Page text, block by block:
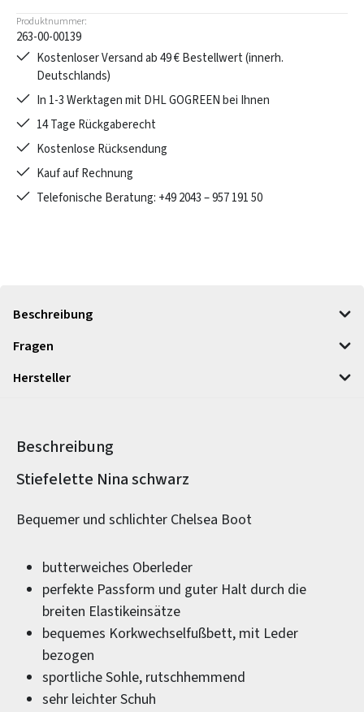
Produktnummer:
263-00-00139
Kostenloser Versand ab 49 € Bestellwert (innerh.
Deutschlands)
In 1-3 Werktagen mit DHL GOGREEN bei Ihnen
14 Tage Rückgaberecht
Kostenlose Rücksendung
Kauf auf Rechnung
Telefonische Beratung: +49 2043 – 957 191 50
Beschreibung
Fragen
Hersteller
Beschreibung
Produktinformationen
Stiefelette Nina schwarz
Bequemer und schlichter Chelsea Boot
butterweiches Oberleder
perfekte Passform und guter Halt durch die
breiten Elastikeinsätze
bequemes Korkwechselfußbett, mit Leder
bezogen
sportliche Sohle, rutschhemmend
sehr leichter Schuh